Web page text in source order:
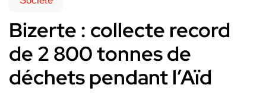
Bizerte : collecte record
de 2 800 tonnes de
déchets pendant l’Aïd